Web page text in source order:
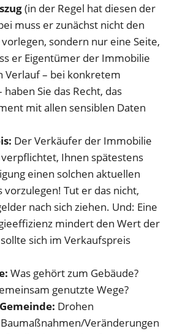
(in der Regel hat diesen der
muss er zunächst nicht den
vorlegen, sondern nur eine Seite,
er Eigentümer der Immobilie
Verlauf – bei konkretem
Sie das Recht, das
mit allen sensiblen Daten
Der Verkäufer der Immobilie
Ihnen spätestens
einen solchen aktuellen
vorzulegen! Tut er das nicht,
nach sich ziehen. Und: Eine
mindert den Wert der
sich im Verkaufspreis
Was gehört zum Gebäude?
genutzte Wege?
Drohen
Veränderungen